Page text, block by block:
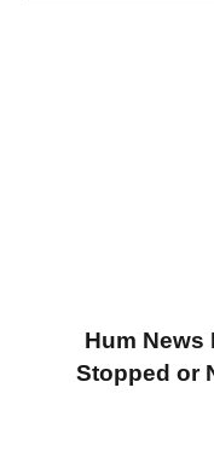
Hum News
Stopped or